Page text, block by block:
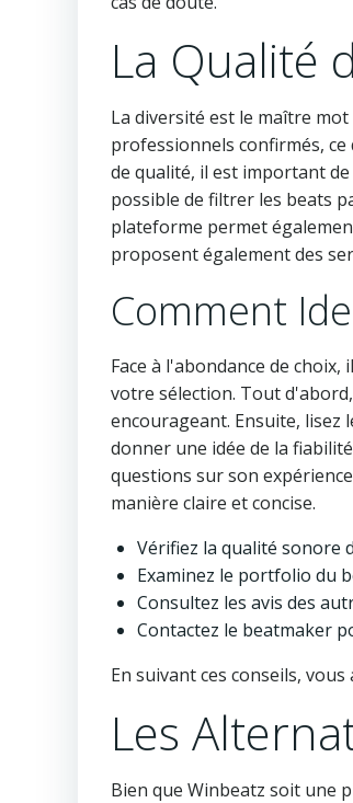
La Qualité
La diversité est le maître
professionnels confirmés,
de qualité, il est important
possible de filtrer les beats
plateforme permet
proposent également des
Comment
Face à l'abondance de
votre sélection. Tout
encourageant. Ensuite, lisez
donner une idée de la
questions sur son
manière claire et concise.
Vérifiez la qualité sonore
Examinez le portfolio du
Consultez les avis des
Contactez le beatmaker
En suivant ces conseils,
Les
Bien que Winbeatz soit une